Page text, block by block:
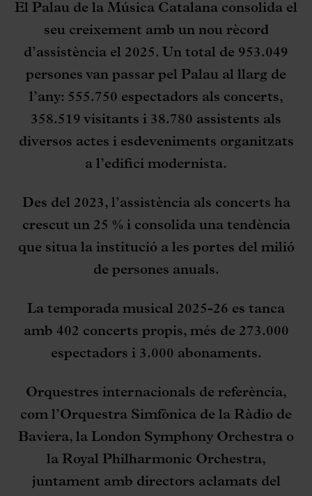
El Palau de la Música Catalana consolida el
seu creixement amb un nou rècord
d’assistència el 2025. Un total de 953.049
persones van passar pel Palau al llarg de
l’any: 555.750 espectadors als concerts,
358.519 visitants i 38.780 assistents als
diversos actes i esdeveniments organitzats
a l’edifici modernista.
Des del 2023, l’assistència als concerts ha
crescut un 25 % i consolida una tendència
que situa la institució a les portes del milió
de persones anuals.
La temporada musical 2025-26 es tanca
amb 402 concerts propis, més de 273.000
espectadors i 3.000 abonaments.
Orquestres internacionals de referència,
com l’Orquestra Simfònica de la Ràdio de
Baviera, la London Symphony Orchestra o
la Royal Philharmonic Orchestra,
juntament amb directors aclamats del